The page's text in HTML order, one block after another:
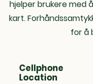
hjelper brukere med
kart.
for å
Cellphone
Location